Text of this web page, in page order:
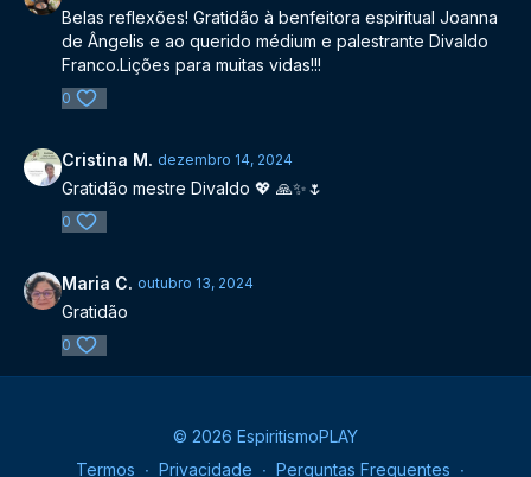
Belas reflexões! Gratidão à benfeitora espiritual Joanna
de Ângelis e ao querido médium e palestrante Divaldo
Franco.Lições para muitas vidas!!!
0
Cristina M. dezembro 14, 2024
Gratidão mestre Divaldo 💖 🙏✨️🌷
0
Maria C. outubro 13, 2024
Gratidão
0
© 2026 EspiritismoPLAY
Termos ∙ Privacidade ∙ Perguntas Frequentes ∙